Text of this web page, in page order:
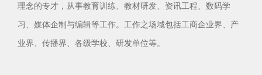
理念的专才，从事教育训练、教材研发、资讯工程、数码学
习、媒体企制与编辑等工作。工作之场域包括工商企业界、产
业界、传播界、各级学校、研发单位等。